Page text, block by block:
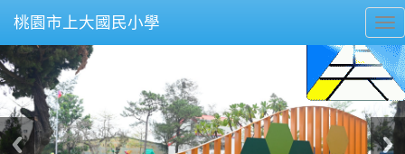
桃園市上大國民小學